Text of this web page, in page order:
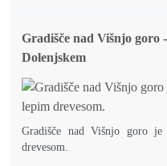
Gradišče nad Višnjo goro
Dolenjskem
Gradišče nad Višnjo goro
drevesom.